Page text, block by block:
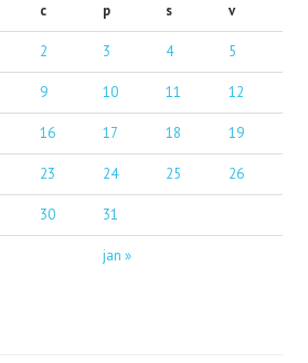
c p s v
jan »
2 3 4 5
9 10 11 12
16 17 18 19
23 24 25 26
30 31